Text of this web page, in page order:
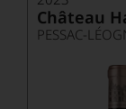
Château